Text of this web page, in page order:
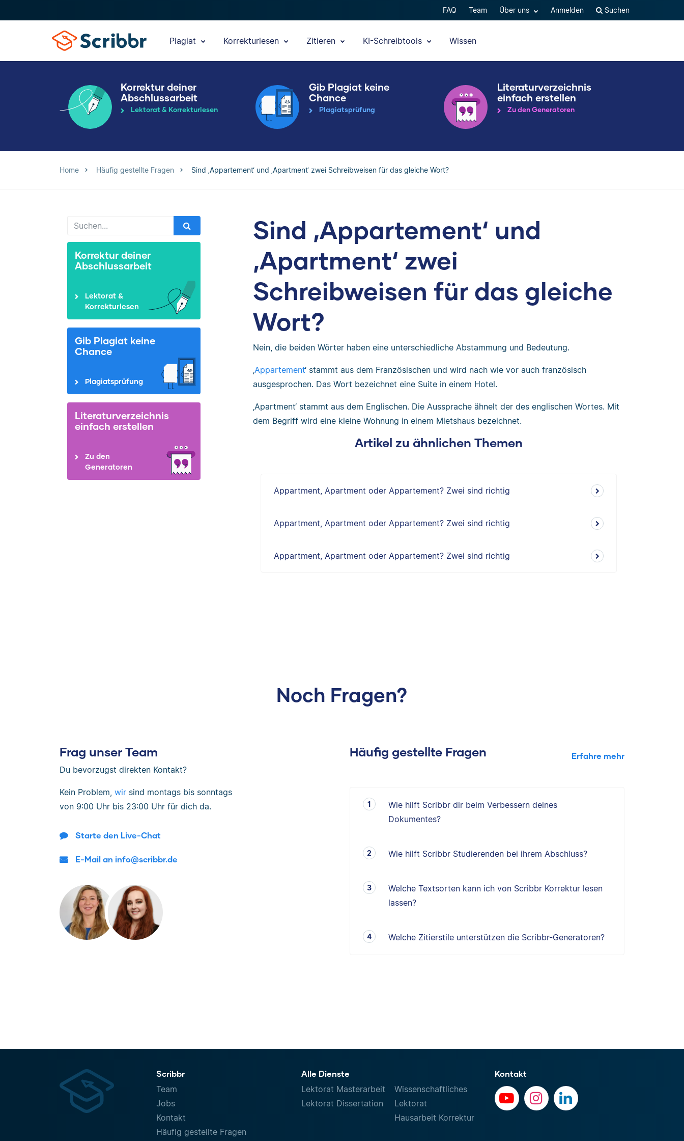
FAQ Team Über uns Anmelden Suchen
Plagiat Korrekturlesen Zitieren KI-Schreibtools Wissen
Korrektur deiner
Abschlussarbeit
Lektorat & Korrekturlesen
Gib Plagiat keine
Chance
Plagiatsprüfung
Literaturverzeichnis
einfach erstellen
Zu den Generatoren
Home Häufig gestellte Fragen Sind ‚Appartement‘ und ‚Apartment‘ zwei Schreibweisen für das gleiche Wort?
Korrektur deiner
Abschlussarbeit
Lektorat &
Korrekturlesen
Gib Plagiat keine
Chance
Plagiatsprüfung
Literaturverzeichnis
einfach erstellen
Zu den
Generatoren
Sind ‚Appartement‘ und
‚Apartment‘ zwei
Schreibweisen für das gleiche
Wort?
Nein, die beiden Wörter haben eine unterschiedliche Abstammung und Bedeutung.
‚Appartement‘ stammt aus dem Französischen und wird nach wie vor auch französisch
ausgesprochen. Das Wort bezeichnet eine Suite in einem Hotel.
‚Apartment‘ stammt aus dem Englischen. Die Aussprache ähnelt der des englischen Wortes. Mit
dem Begriff wird eine kleine Wohnung in einem Mietshaus bezeichnet.
Artikel zu ähnlichen Themen
Appartment, Apartment oder Appartement? Zwei sind richtig
Appartment, Apartment oder Appartement? Zwei sind richtig
Appartment, Apartment oder Appartement? Zwei sind richtig
Noch Fragen?
Frag unser Team
Du bevorzugst direkten Kontakt?
Kein Problem, wir sind montags bis sonntags
von 9:00 Uhr bis 23:00 Uhr für dich da.
Starte den Live-Chat
E-Mail an info@scribbr.de
Häufig gestellte Fragen Erfahre mehr
Wie hilft Scribbr dir beim Verbessern deines
Dokumentes?
Wie hilft Scribbr Studierenden bei ihrem Abschluss?
Welche Textsorten kann ich von Scribbr Korrektur lesen
lassen?
Welche Zitierstile unterstützen die Scribbr-Generatoren?
Scribbr
Team
Jobs
Kontakt
Häufig gestellte Fragen
Alle Dienste
Lektorat Masterarbeit
Lektorat Dissertation
Wissenschaftliches
Lektorat
Hausarbeit Korrektur
Kontakt